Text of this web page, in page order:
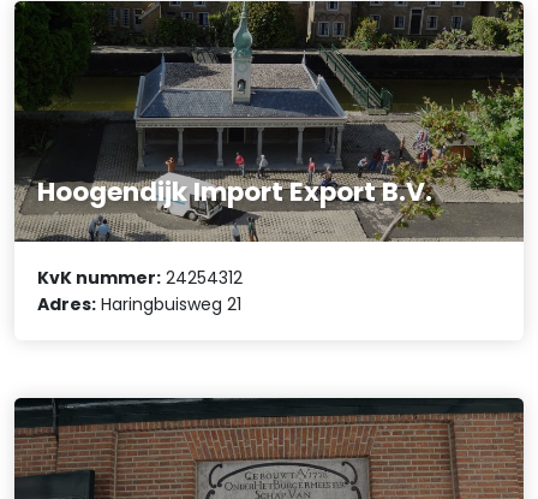
Hoogendijk Import Export B.V.
KvK nummer: 24254312
Adres: Haringbuisweg 21